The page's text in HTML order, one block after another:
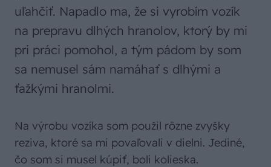
uľahčiť. Napadlo ma, že si vyrobím vozík
na prepravu dlhých hranolov, ktorý by mi
pri práci pomohol, a tým pádom by som
sa nemusel sám namáhať s dlhými a
ťažkými hranolmi.
Na výrobu vozíka som použil rôzne zvyšky
reziva, ktoré sa mi povaľovali v dielni. Jediné,
čo som si musel kúpiť, boli kolieska.